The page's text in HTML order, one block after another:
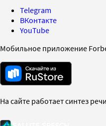
Telegram
ВКонтакте
YouTube
Мобильное приложение
На сайте работает синтез речи